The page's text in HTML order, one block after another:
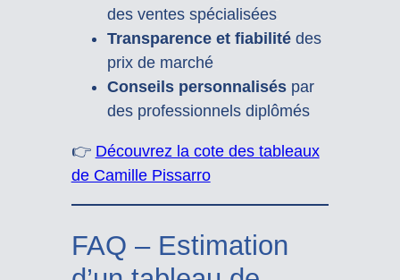
des ventes spécialisées
Transparence et fiabilitédes
prix de marché
Conseils personnaliséspar
des professionnels diplômés
👉 Découvrez la cote des tableaux
de Camille Pissarro
FAQ – Estimation